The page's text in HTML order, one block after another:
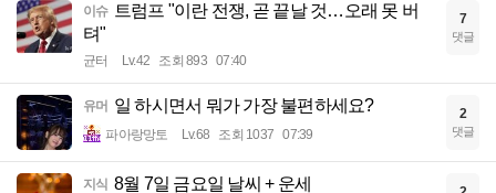
이슈
트럼프 "이란 전쟁, 곧 끝날 것…오래 못 버
텨"
균터 Lv.42 조회 893 07:40
7
댓글
유머 일 하시면서 뭐가 가장 불편하세요?
파아랑망토 Lv.68 조회 1037 07:39
2
댓글
지식 8월 7일 금요일 날씨 + 운세